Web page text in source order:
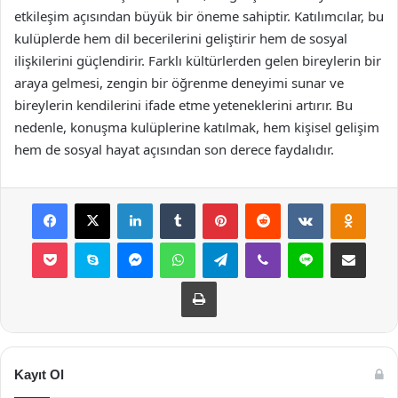
etkileşim açısından büyük bir öneme sahiptir. Katılımcılar, bu
kulüplerde hem dil becerilerini geliştirir hem de sosyal
ilişkilerini güçlendirir. Farklı kültürlerden gelen bireylerin bir
araya gelmesi, zengin bir öğrenme deneyimi sunar ve
bireylerin kendilerini ifade etme yeteneklerini artırır. Bu
nedenle, konuşma kulüplerine katılmak, hem kişisel gelişim
hem de sosyal hayat açısından son derece faydalıdır.
Facebook
X LinkedInTumblr PinterestReddit VKontakte
Pocket Skype MessengerWhatsAppTelegramViber Line E-Posta ile
Yazdır
Kayıt Ol